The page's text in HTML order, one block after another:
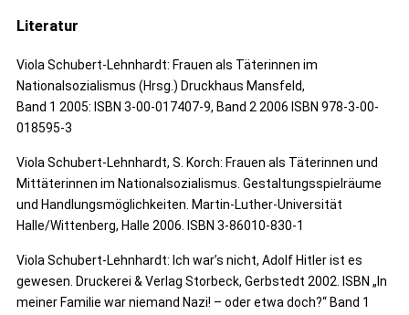
Literatur
Viola Schubert-Lehnhardt: Frauen als Täterinnen im
Nationalsozialismus (Hrsg.) Druckhaus Mansfeld,
Band 1 2005: ISBN 3-00-017407-9, Band 2 2006 ISBN 978-3-00-
018595-3
Viola Schubert-Lehnhardt, S. Korch: Frauen als Täterinnen und
Mittäterinnen im Nationalsozialismus. Gestaltungsspielräume
und Handlungsmöglichkeiten. Martin-Luther-Universität
Halle/Wittenberg, Halle 2006. ISBN 3-86010-830-1
Viola Schubert-Lehnhardt: Ich war’s nicht, Adolf Hitler ist es
gewesen. Druckerei & Verlag Storbeck, Gerbstedt 2002. ISBN „In
meiner Familie war niemand Nazi! – oder etwa doch?“ Band 1